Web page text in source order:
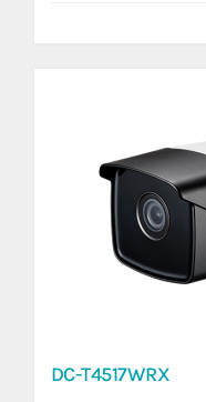
DC-T4517WRX